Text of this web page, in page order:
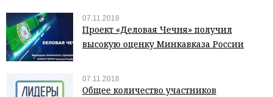
07.11.2018
Проект «Деловая Чечня» получил
высокую оценку Минкавказа России
07.11.2018
Общее количество участников